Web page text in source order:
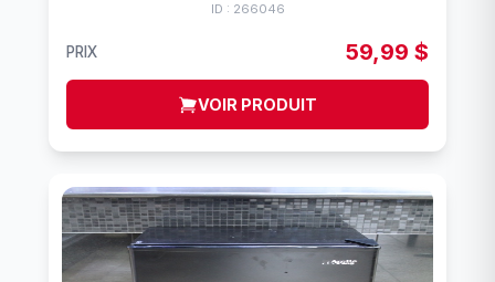
ID : 266046
PRIX 59,99 $
VOIR PRODUIT